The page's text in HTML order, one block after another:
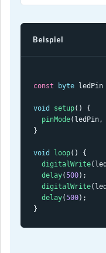
Beispiel
const byte ledPin
void setup() {
pinMode(ledPin,
}
void loop() {
digitalWrite
delay(500);
digitalWrite
delay(500);
}